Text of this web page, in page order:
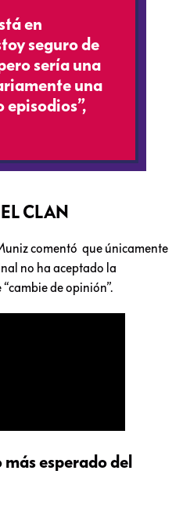
en
seguro de
sería una
una
episodios”,
CLAN
comentó que únicamente
no ha aceptado la
de opinión”.
esperado del